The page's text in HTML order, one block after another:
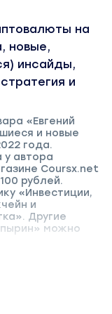
на
новые,
инсайды,
и
«Евгений
и новые
года.
у автора
Coursx.net
рублей.
«Инвестиции,
и
Другие
можно